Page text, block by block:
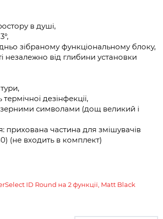
в душі,
зібраному функціональному блоку,
незалежно від глибини установки
дезінфекції,
символами (дощ великий і
прихована частина для змішувачів
(не входить в комплект)
ID Round на 2 функції, Matt Black